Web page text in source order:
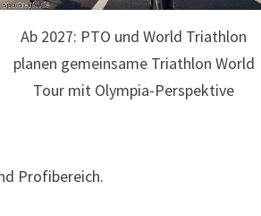
Ab 2027: PTO und World Triathlon
planen gemeinsame Triathlon World
Tour mit Olympia-Perspektive
Profibereich.